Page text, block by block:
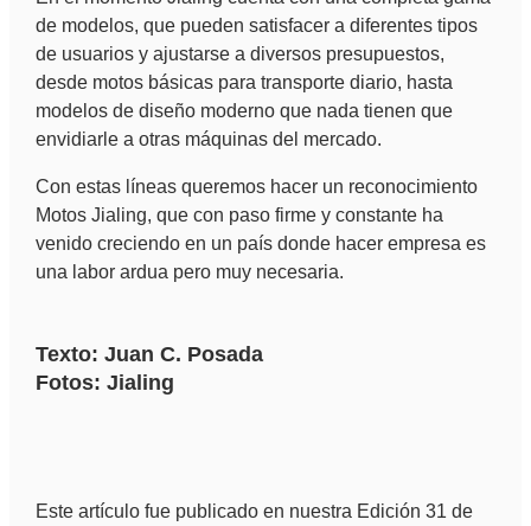
de modelos, que pueden satisfacer a diferentes tipos
de usuarios y ajustarse a diversos presupuestos,
desde motos básicas para transporte diario, hasta
modelos de diseño moderno que nada tienen que
envidiarle a otras máquinas del mercado.
Con estas líneas queremos hacer un reconocimiento
Motos Jialing, que con paso firme y constante ha
venido creciendo en un país donde hacer empresa es
una labor ardua pero muy necesaria.
Texto: Juan C. Posada
Fotos: Jialing
Este artículo fue publicado en nuestra Edición 31 de